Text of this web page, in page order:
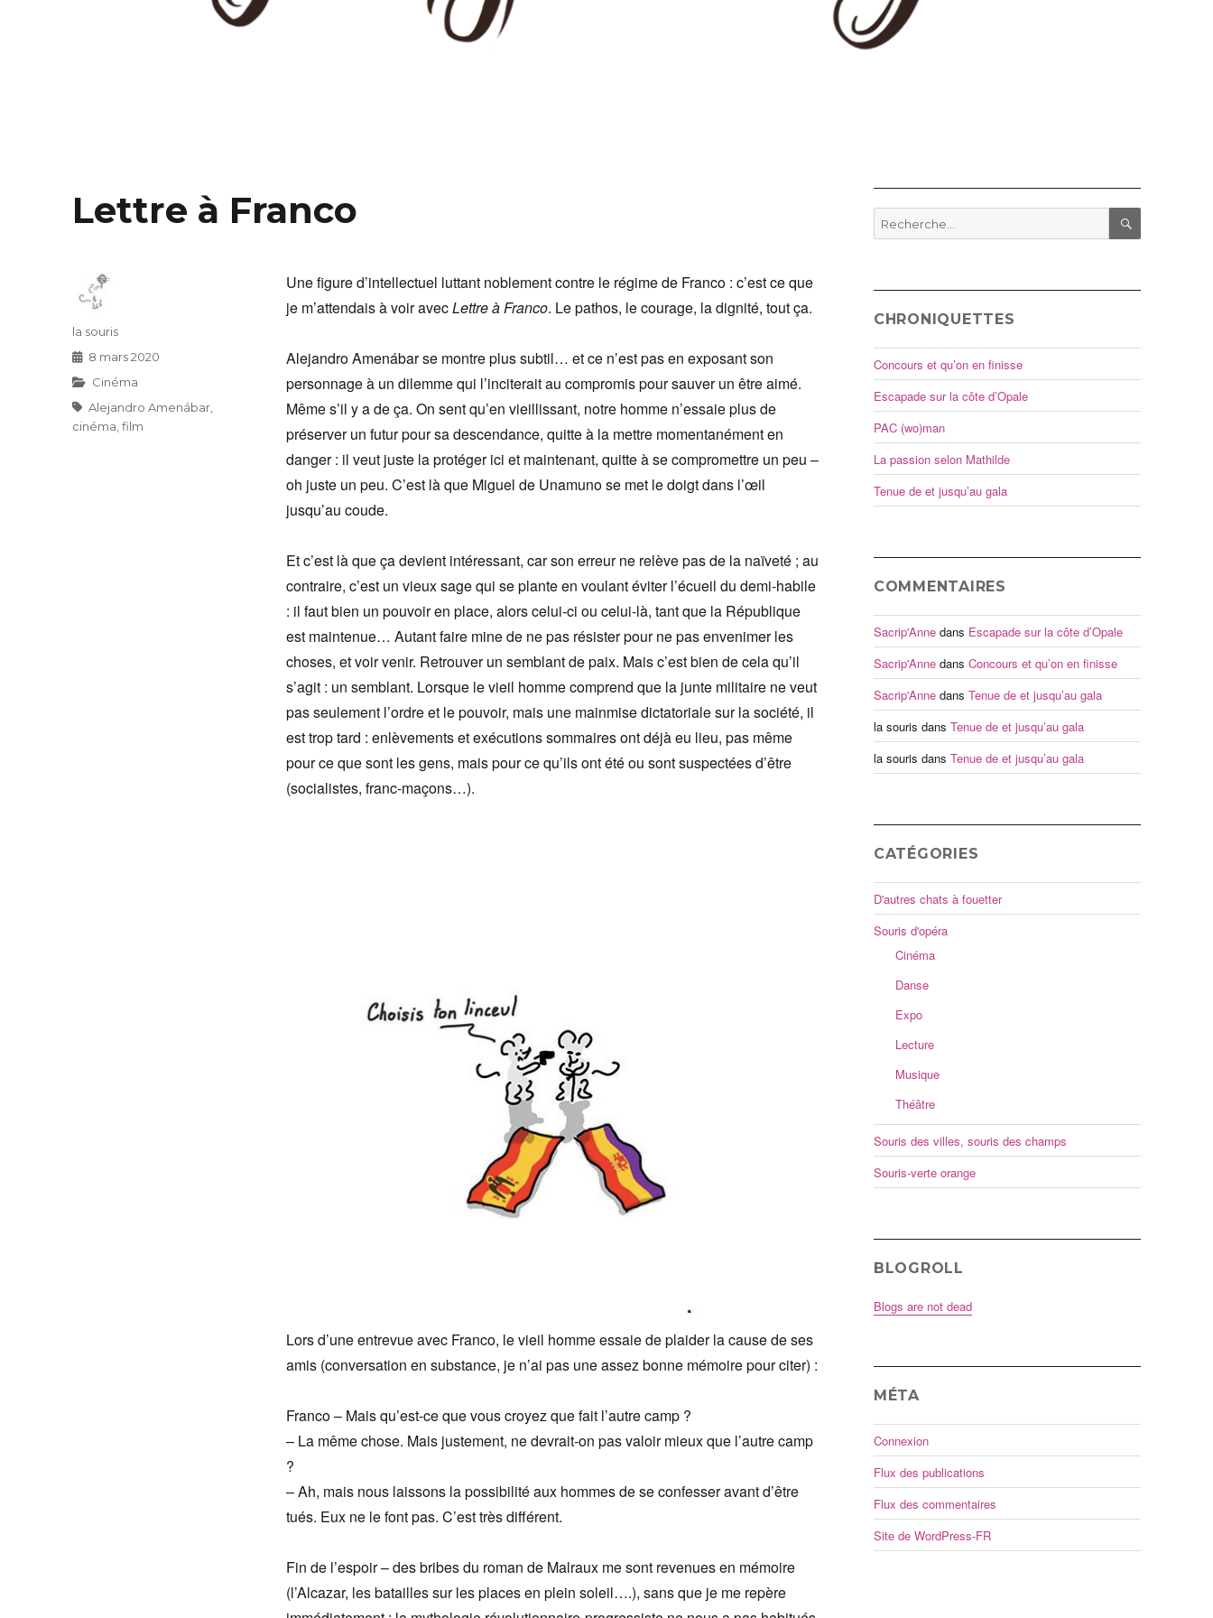
Lettre à Franco
Une figure d’intellectuel luttant noblement contre le régime de Franco : c’est ce que
je m’attendais à voir avecLettre à Franco. Le pathos, le courage, la dignité, tout ça.
Alejandro Amenábar se montre plus subtil… et ce n’est pas en exposant son
personnage à un dilemme qui l’inciterait au compromis pour sauver un être aimé.
Même s’il y a de ça. On sent qu’en vieillissant, notre homme n’essaie plus de
préserver un futur pour sa descendance, quitte à la mettre momentanément en
danger : il veut juste la protéger ici et maintenant, quitte à se compromettre un peu –
oh juste un peu. C’est là que Miguel de Unamuno se met le doigt dans l’œil
jusqu’au coude.
Et c’est là que ça devient intéressant, car son erreur ne relève pas de la naïveté ; au
contraire, c’est un vieux sage qui se plante en voulant éviter l’écueil du demi-habile
: il faut bien un pouvoir en place, alors celui-ci ou celui-là, tant que la République
est maintenue… Autant faire mine de ne pas résister pour ne pas envenimer les
choses, et voir venir. Retrouver un semblant de paix. Mais c’est bien de cela qu’il
s’agit : un semblant. Lorsque le vieil homme comprend que la junte militaire ne veut
pas seulement l’ordre et le pouvoir, mais une mainmise dictatoriale sur la société, il
est trop tard : enlèvements et exécutions sommaires ont déjà eu lieu, pas même
pour ce que sont les gens, mais pour ce qu’ils ont été ou sont suspectées d’être
(socialistes, franc-maçons…).
Lors d’une entrevue avec Franco, le vieil homme essaie de plaider la cause de ses
amis (conversation en substance, je n’ai pas une assez bonne mémoire pour citer) :
Franco – Mais qu’est-ce que vous croyez que fait l’autre camp ?
– La même chose. Mais justement, ne devrait-on pas valoir mieux que l’autre camp
?
– Ah, mais nous laissons la possibilité aux hommes de se confesser avant d’être
tués. Eux ne le font pas. C’est très différent.
Fin de l’espoir – des bribes du roman de Malraux me sont revenues en mémoire
(l’Alcazar, les batailles sur les places en plein soleil….), sans que je me repère
Auteur
la souris
Publié
le
8 mars 2020
Catégories
Cinéma
Étiquettes
Alejandro Amenábar,
cinéma,film
Recherche
pour
CHRONIQUETTES
Concours et qu’on en finisse
Escapade sur la côte d’Opale
PAC (wo)man
La passion selon Mathilde
Tenue de et jusqu’au gala
COMMENTAIRES
Sacrip'Annedans Escapade sur la côte d’Opale
Sacrip'Annedans Concours et qu’on en finisse
Sacrip'Annedans Tenue de et jusqu’au gala
la souris dans Tenue de et jusqu’au gala
la souris dans Tenue de et jusqu’au gala
CATÉGORIES
D'autres chats à fouetter
Souris d'opéra
Cinéma
Danse
Expo
Lecture
Musique
Théâtre
Souris des villes, souris des champs
Souris-verte orange
BLOGROLL
Blogs are not dead
MÉTA
Connexion
Flux des publications
Flux des commentaires
Site de WordPress-FR